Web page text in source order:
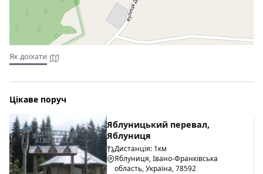
Як доїхати
Цікаве поруч
Яблуницький перевал,
Яблуниця
Дистанція: 1км
Яблуниця, Івано-Франківська
область, Україна, 78592